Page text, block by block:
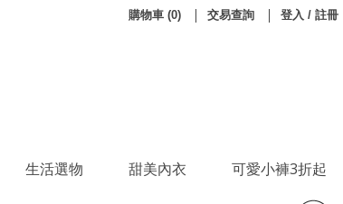
生活選物 甜美內衣 可愛小褲3折起
購物車 (0) 交易查詢 登入 / 註冊